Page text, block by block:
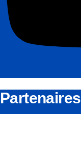
Partenaires